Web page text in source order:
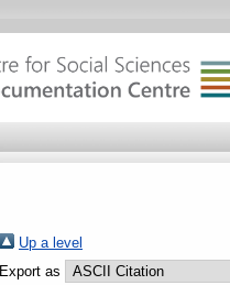
Up a level
Export as